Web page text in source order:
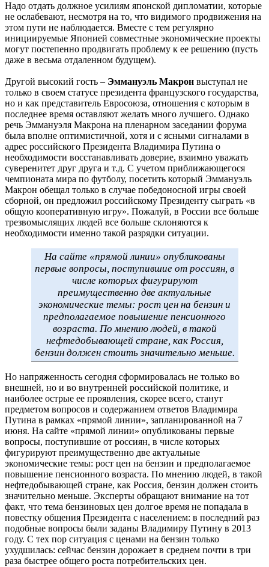
Надо отдать должное усилиям японской дипломатии, которые
не ослабевают, несмотря на то, что видимого продвижения на
этом пути не наблюдается. Вместе с тем регулярно
инициируемые Японией совместные экономические проекты
могут постепенно продвигать проблему к ее решению (пусть
даже в весьма отдаленном будущем).
Другой высокий гость – Эммануэль Макрон выступал не
только в своем статусе президента французского государства,
но и как представитель Евросоюза, отношения с которым в
последнее время оставляют желать много лучшего. Однако
речь Эммануэля Макрона на пленарном заседании форума
была вполне оптимистичной, хотя и с ясными сигналами в
адрес российского Президента Владимира Путина о
необходимости восстанавливать доверие, взаимно уважать
суверенитет друг друга и т.д. С учетом приближающегося
чемпионата мира по футболу, посетить который Эммануэль
Макрон обещал только в случае победоносной игры своей
сборной, он предложил российскому Президенту сыграть «в
общую кооперативную игру». Пожалуй, в России все больше
трезвомыслящих людей все больше склоняются к
необходимости именно такой разрядки ситуации.
На сайте «прямой линии» опубликованы
первые вопросы, поступившие от россиян, в
числе которых фигурируют
преимущественно две актуальные
экономические темы: рост цен на бензин и
предполагаемое повышение пенсионного
возраста. По мнению людей, в такой
нефтедобывающей стране, как Россия,
бензин должен стоить значительно меньше.
Но напряженность сегодня сформировалась не только во
внешней, но и во внутренней российской политике, и
наиболее острые ее проявления, скорее всего, станут
предметом вопросов и содержанием ответов Владимира
Путина в рамках «прямой линии», запланированной на 7
июня. На сайте «прямой линии» опубликованы первые
вопросы, поступившие от россиян, в числе которых
фигурируют преимущественно две актуальные
экономические темы: рост цен на бензин и предполагаемое
повышение пенсионного возраста. По мнению людей, в такой
нефтедобывающей стране, как Россия, бензин должен стоить
значительно меньше. Эксперты обращают внимание на тот
факт, что тема бензиновых цен долгое время не попадала в
повестку общения Президента с населением: в последний раз
подобные вопросы были заданы Владимиру Путину в 2013
году. С тех пор ситуация с ценами на бензин только
ухудшилась: сейчас бензин дорожает в среднем почти в три
раза быстрее общего роста потребительских цен.